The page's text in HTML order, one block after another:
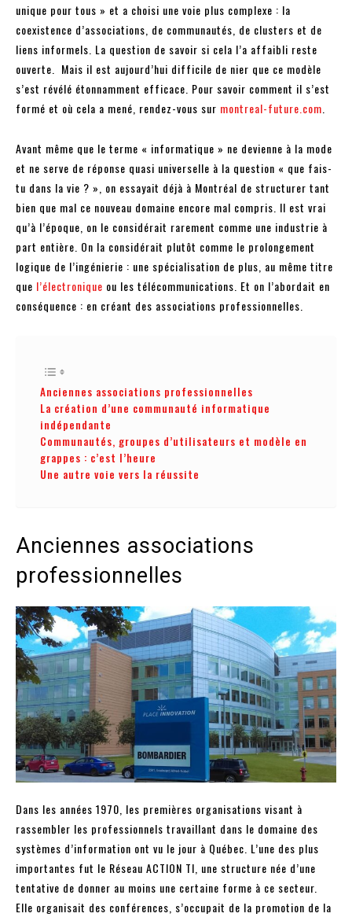
unique pour tous » et a choisi une voie plus complexe : la
coexistence d’associations, de communautés, de clusters et de
liens informels. La question de savoir si cela l’a affaibli reste
ouverte. Mais il est aujourd’hui difficile de nier que ce modèle
s’est révélé étonnamment efficace. Pour savoir comment il s’est
formé et où cela a mené, rendez-vous sur montreal-future.com
Avant même que le terme « informatique » ne devienne à la mode
et ne serve de réponse quasi universelle à la question « que fais-
tu dans la vie ? », on essayait déjà à Montréal de structurer tant
bien que mal ce nouveau domaine encore mal compris. Il est vrai
qu’à l’époque, on le considérait rarement comme une industrie à
part entière. On la considérait plutôt comme le prolongement
logique de l’ingénierie : une spécialisation de plus, au même titre
que l’électronique ou les télécommunications. Et on l’abordait en
conséquence : en créant des associations professionnelles.
Anciennes associations professionnelles
La création d’une communauté informatique
indépendante
Communautés, groupes d’utilisateurs et modèle en
grappes : c’est l’heure
Une autre voie vers la réussite
Anciennes associations
professionnelles
Dans les années 1970, les premières organisations visant à
rassembler les professionnels travaillant dans le domaine des
systèmes d’information ont vu le jour à Québec. L’une des plus
importantes fut le Réseau ACTION TI, une structure née d’une
tentative de donner au moins une certaine forme à ce secteur.
Elle organisait des conférences, s’occupait de la promotion de la